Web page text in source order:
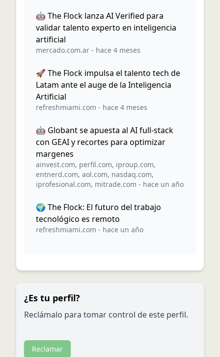
🤖 The Flock lanza AI Verified para
validar talento experto en inteligencia
artificial
mercado.com.ar - hace 4 meses
🚀 The Flock impulsa el talento tech de
Latam ante el auge de la Inteligencia
Artificial
refreshmiami.com - hace 4 meses
🤖 Globant se apuesta al AI full-stack
con GEAI y recortes para optimizar
margenes
ainvest.com, perfil.com, iproup.com,
entnerd.com, aol.com, nasdaq.com,
iprofesional.com, mitrade.com - hace un año
🌍 The Flock: El futuro del trabajo
tecnológico es remoto
refreshmiami.com - hace un año
¿Es tu perfil?
Reclámalo para tomar control de este perfil.
Reclamar